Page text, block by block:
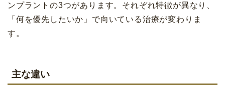
ンプラントの3つがあります。それぞれ特徴が異なり、
「何を優先したいか」で向いている治療が変わりま
す。
主な違い